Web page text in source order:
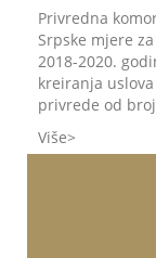
Privredna
Srpske mjere
2018-2020.
kreiranja
privrede od
Više